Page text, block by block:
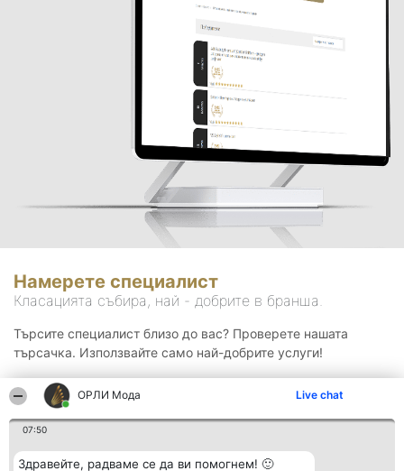
ОРЛИ Мода Live chat
07:50
Здравейте, радваме се да ви помогнем! 🙂
Намерете специалист
Класацията събира, най - добрите в бранша.
Търсите специалист близо до вас? Проверете нашата
търсачка. Използвайте само най-добрите услуги!